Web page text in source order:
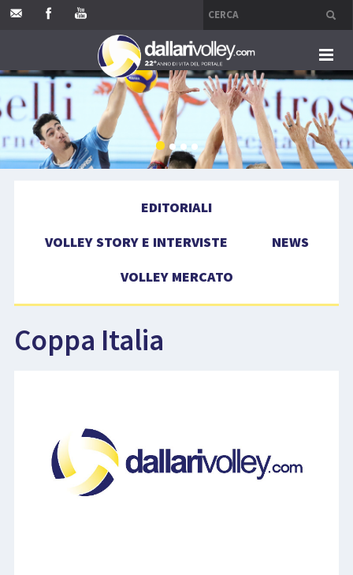
HOME
EDITORIALI
VOLLEY MERCATO
COMPETIZIONI
EDITORIALI
VOLLEY STORY E INTERVISTE
NEWS
VOLLEY MERCATO
Coppa Italia